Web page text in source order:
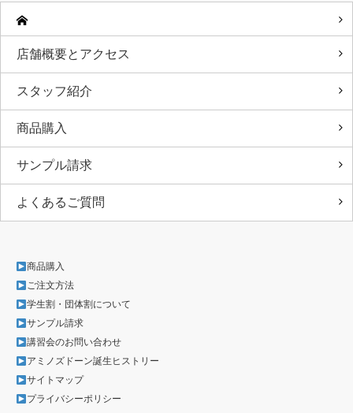
店舗概要とアクセス
スタッフ紹介
商品購入
サンプル請求
よくあるご質問
商品購入
ご注文方法
学生割・団体割について
サンプル請求
講習会のお問い合わせ
アミノズドーン誕生ヒストリー
サイトマップ
プライバシーポリシー